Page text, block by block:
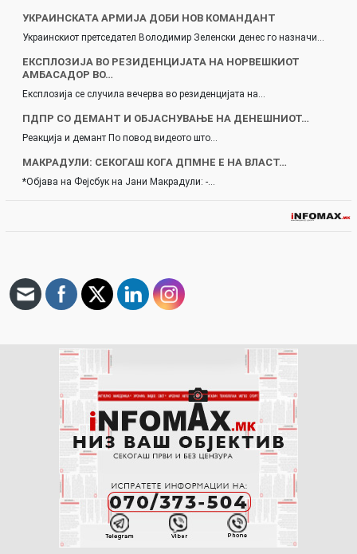
УКРАИНСКАТА АРМИЈА ДОБИ НОВ КОМАНДАНТ
Украинскиот претседател Володимир Зеленски денес го назначи…
ЕКСПЛОЗИЈА ВО РЕЗИДЕНЦИЈАТА НА НОРВЕШКИОТ
АМБАСАДОР ВО…
Експлозија се случила вечерва во резиденцијата на…
ПДПР СО ДЕМАНТ И ОБЈАСНУВАЊЕ НА ДЕНЕШНИОТ…
Реакција и демант По повод видеото што…
МАКРАДУЛИ: СЕКОГАШ КОГА ДПМНЕ Е НА ВЛАСТ…
*Објава на Фејсбук на Јани Макрадули: -…